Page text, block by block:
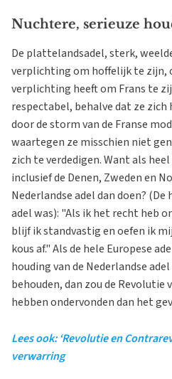
Nuchtere, serieuze
De plattelandsadel, sterk,
verplichting om hoffelijk te zijn,
verplichting heeft om Frans te
respectabel, behalve dat ze
door de storm van de Franse
waartegen ze misschien niet
zich te verdedigen. Want als
inclusief de Denen, Zweden en
Nederlandse adel dan doen? (De
adel was): "Als ik het recht heb
blijf ik standvastig en oefen ik
kous af." Als de hele Europese
houding van de Nederlandse
behouden, dan zou de
hebben ondervonden dan het
Lees ook: ‘Revolutie en
verwarring